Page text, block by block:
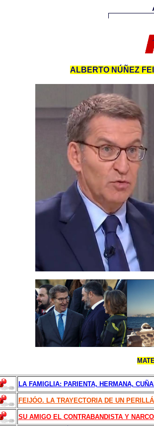
ALBERTO NÚÑEZ
LA FAMIGLIA: PARIENTA, HERMANA,
FEIJÓO. LA TRAYECTORIA DE UN
SU AMIGO EL CONTRABANDISTA Y